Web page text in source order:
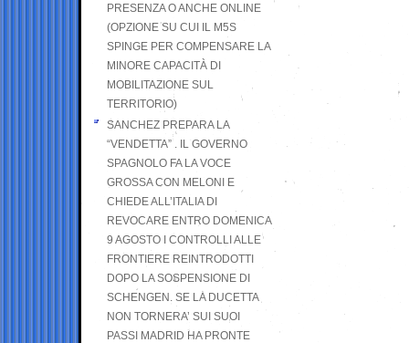
PRESENZA O ANCHE ONLINE
(OPZIONE SU CUI IL M5S
SPINGE PER COMPENSARE LA
MINORE CAPACITÀ DI
MOBILITAZIONE SUL
TERRITORIO)
SANCHEZ PREPARA LA
“VENDETTA” . IL GOVERNO
SPAGNOLO FA LA VOCE
GROSSA CON MELONI E
CHIEDE ALL’ITALIA DI
REVOCARE ENTRO DOMENICA
9 AGOSTO I CONTROLLI ALLE
FRONTIERE REINTRODOTTI
DOPO LA SOSPENSIONE DI
SCHENGEN. SE LA DUCETTA
NON TORNERA’ SUI SUOI
PASSI MADRID HA PRONTE